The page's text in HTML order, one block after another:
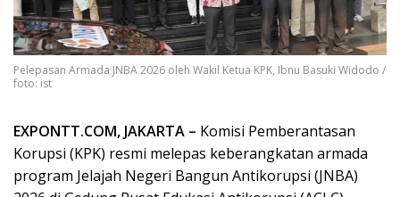
Pelepasan Armada JNBA 2026 oleh Wakil Ketua KPK, Ibnu Basuki Widodo /
foto: ist
EXPONTT.COM, JAKARTA – Komisi Pemberantasan
Korupsi (KPK) resmi melepas keberangkatan armada
program Jelajah Negeri Bangun Antikorupsi (JNBA)